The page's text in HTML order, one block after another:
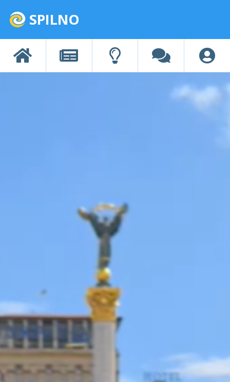
SPILNO